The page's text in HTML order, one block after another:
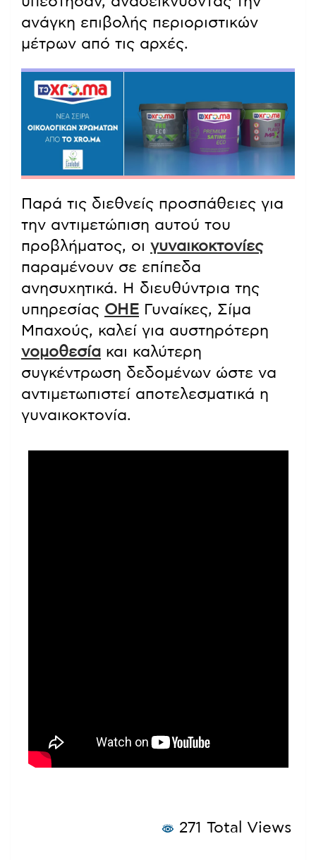
ανάγκη επιβολής περιοριστικών
μέτρων από τις αρχές.
Παρά τις διεθνείς προσπάθειες για
την αντιμετώπιση αυτού του
προβλήματος, οι γυναικοκτονίες
παραμένουν σε επίπεδα
ανησυχητικά. Η διευθύντρια της
υπηρεσίας ΟΗΕ Γυναίκες, Σίμα
Μπαχούς, καλεί για αυστηρότερη
νομοθεσία και καλύτερη
συγκέντρωση δεδομένων ώστε να
αντιμετωπιστεί αποτελεσματικά η
γυναικοκτονία.
271 Total Views